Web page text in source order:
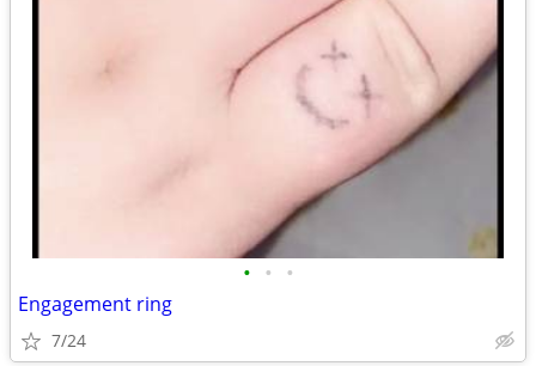
• • •
Engagement ring
7/24